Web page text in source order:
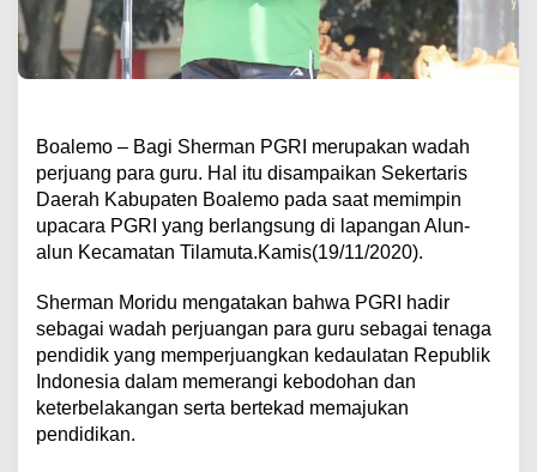
Boalemo – Bagi Sherman PGRI merupakan wadah
perjuang para guru. Hal itu disampaikan Sekertaris
Daerah Kabupaten Boalemo pada saat memimpin
upacara PGRI yang berlangsung di lapangan Alun-
alun Kecamatan Tilamuta.Kamis(19/11/2020).
Sherman Moridu mengatakan bahwa PGRI hadir
sebagai wadah perjuangan para guru sebagai tenaga
pendidik yang memperjuangkan kedaulatan Republik
Indonesia dalam memerangi kebodohan dan
keterbelakangan serta bertekad memajukan
pendidikan.